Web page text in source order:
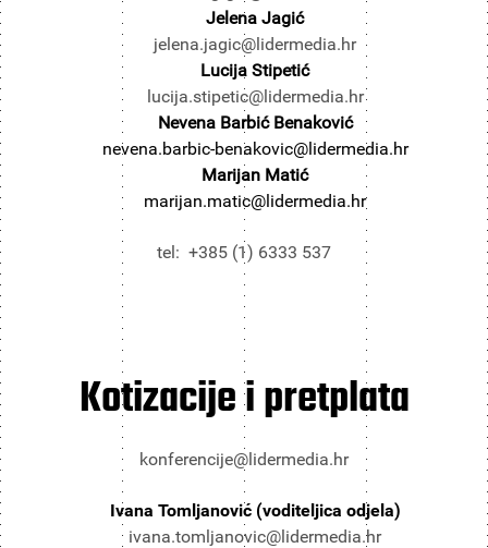
Jelena Jagić
jelena.jagic@lidermedia.hr
Lucija Stipetić
lucija.stipetic@lidermedia.hr
Nevena Barbić Benaković
nevena.barbic-benakovic@lidermedia.hr
Marijan Matić
marijan.matic@lidermedia.hr
tel: +385 (1) 6333 537
Kotizacije i pretplata
konferencije@lidermedia.hr
Ivana Tomljanović (voditeljica odjela)
ivana.tomljanovic@lidermedia.hr